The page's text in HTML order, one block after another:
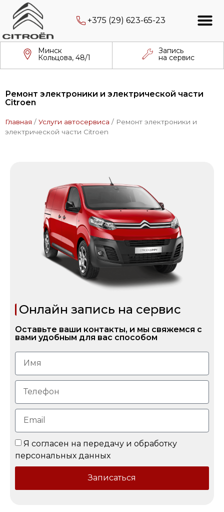
+375 (29) 623-65-23
Минск
Кольцова, 48/1
Запись
на сервис
Ремонт электроники и электрической части
Citroen
Главная / Услуги автосервиса / Ремонт электроники и
электрической части Citroen
Онлайн запись на сервис
Оставьте ваши контакты, и мы свяжемся с
вами удобным для вас способом
Я согласен на передачу и обработку
персональных данных
Записаться